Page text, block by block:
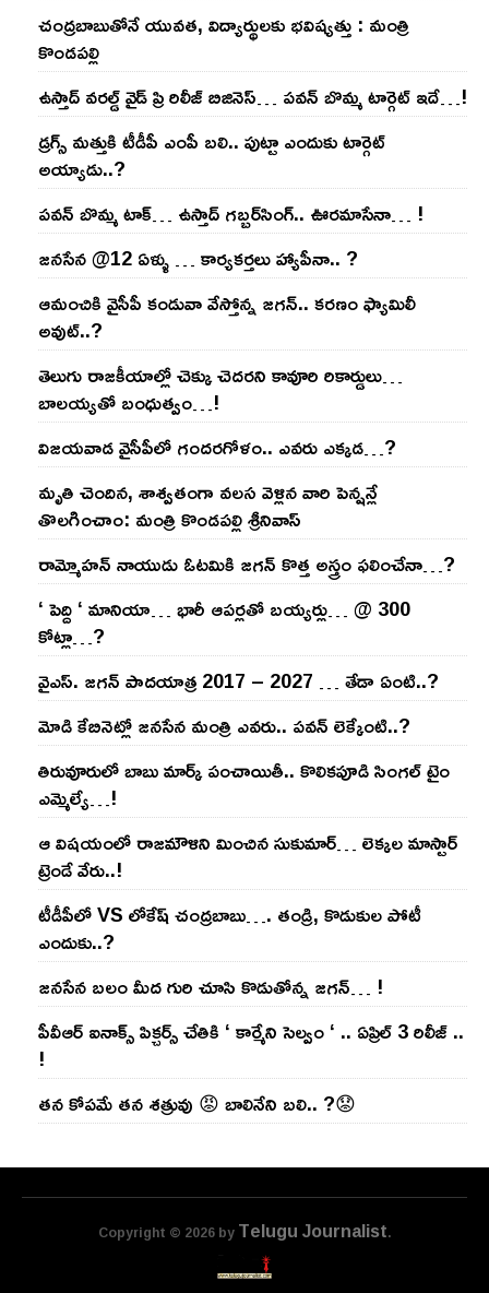
చంద్ర‌బాబుతోనే యువ‌త‌, విద్యార్థుల‌కు భ‌విష్య‌త్తు : మంత్రి
కొండ‌ప‌ల్లి
ఉస్తాద్ వ‌ర‌ల్డ్ వైడ్ ప్రి రిలీజ్ బిజినెస్‌… ప‌వ‌న్ బొమ్మ టార్గెట్ ఇదే…!
డ్రగ్స్ మత్తుకి టీడీపీ ఎంపీ బలి.. పుట్టా ఎందుకు టార్గెట్
అయ్యాడు..?
ప‌వ‌న్ బొమ్మ టాక్‌… ఉస్తాద్ గ‌బ్బ‌ర్‌సింగ్‌.. ఊర‌మాసేనా… !
జనసేన @12 ఏళ్ళు … కార్యకర్తలు హ్యాపీనా.. ?
ఆమంచికి వైసీపీ కండువా వేస్తోన్న జ‌గ‌న్‌.. క‌ర‌ణం ఫ్యామిలీ
అవుట్‌..?
తెలుగు రాజ‌కీయాల్లో చెక్కు చెద‌ర‌ని కావూరి రికార్డులు…
బాల‌య్యతో బంధుత్వం…!
విజ‌య‌వాడ వైసీపీలో గంద‌ర‌గోళం.. ఎవ‌రు ఎక్క‌డ‌…?
మృతి చెందిన, శాశ్వతంగా వలస వెళ్లిన వారి పెన్ష‌న్లే
తొల‌గించాం: మంత్రి కొండపల్లి శ్రీనివాస్
రామ్మోహ‌న్ నాయుడు ఓట‌మికి జ‌గ‌న్ కొత్త అస్త్రం ఫ‌లించేనా…?
‘ పెద్ది ‘ మానియా… భారీ ఆప‌ర్ల‌తో బ‌య్య‌ర్లు… @ 300
కోట్లా…?
వైఎస్‌. జ‌గ‌న్ పాద‌యాత్ర 2017 – 2027 … తేడా ఏంటి..?
మోడి కేబినెట్లో జ‌నసేన మంత్రి ఎవ‌రు.. ప‌వ‌న్ లెక్కేంటి..?
తిరువూరులో బాబు మార్క్ పంచాయితీ.. కొలిక‌పూడి సింగ‌ల్ టైం
ఎమ్మెల్యే…!
ఆ విష‌యంలో రాజ‌మౌళిని మించిన సుకుమార్‌… లెక్క‌ల మాస్టార్
ట్రెండే వేరు..!
టీడీపీలో VS లోకేష్ చంద్ర‌బాబు…. తండ్రి, కొడుకుల పోటీ
ఎందుకు..?
జ‌న‌సేన బ‌లం మీద గురి చూసి కొడుతోన్న జ‌గ‌న్‌… !
పీవీఆర్ ఐనాక్స్ పిక్చర్స్ చేతికి ‘ కార్మేని సెల్వం ‘ .. ఏప్రిల్ 3 రిలీజ్ ..
!
తన కోపమే తన శత్రువు 😡 బాలినేని బలి.. ?😟
Copyright © 2026 byTelugu Journalist.